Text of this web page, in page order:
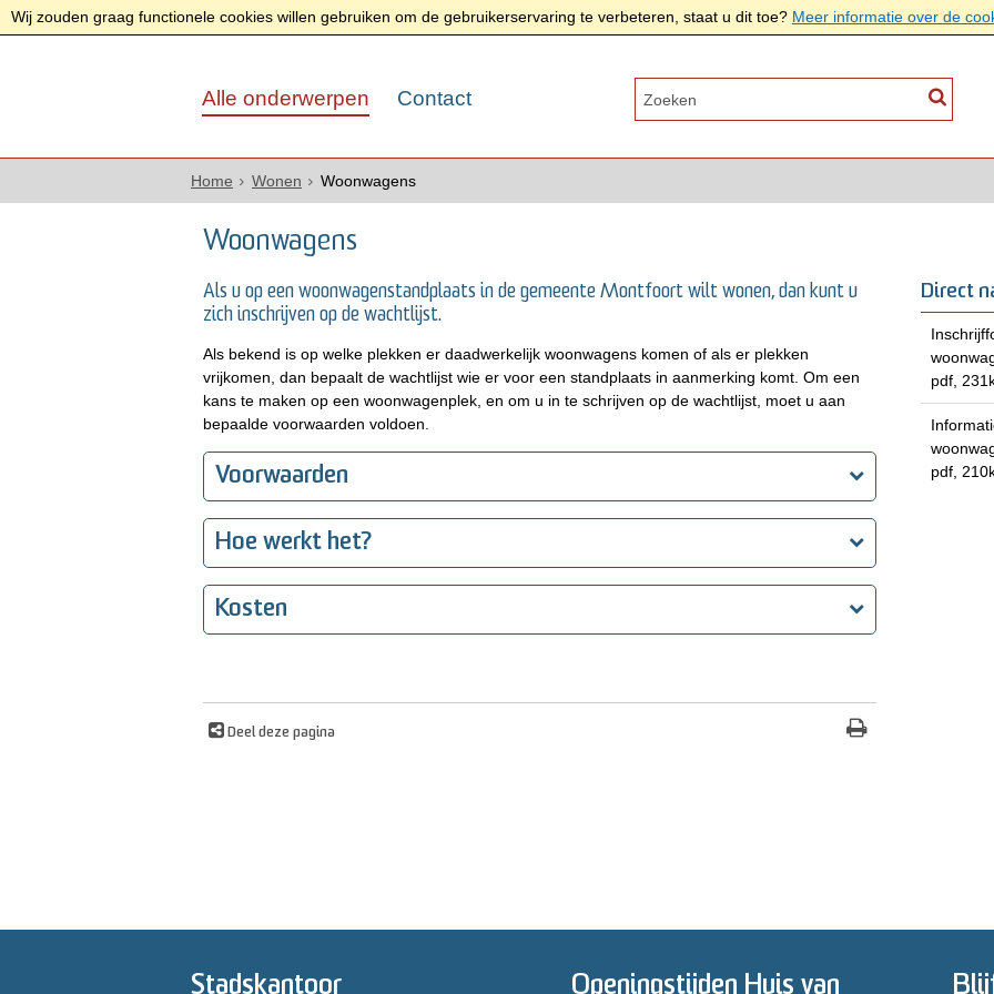
Wij zouden graag functionele cookies willen gebruiken om de gebruikerservaring te verbeteren, staat u dit toe? Meer informatie over de
Alle onderwerpen Contact
Home Wonen Woonwagens
Woonwagens
Als u op een woonwagenstandplaats in de gemeente Montfoort wilt wonen, dan kunt u
zich inschrijven op de wachtlijst.
Als bekend is op welke plekken er daadwerkelijk woonwagens komen of als er plekken
vrijkomen, dan bepaalt de wachtlijst wie er voor een standplaats in aanmerking komt. Om een
kans te maken op een woonwagenplek, en om u in te schrijven op de wachtlijst, moet u aan
bepaalde voorwaarden voldoen.
Voorwaarden
Hoe werkt het?
Kosten
Deel deze pagina
Direct
pdf,
pdf,
Stadskantoor Openingstijden Huis van